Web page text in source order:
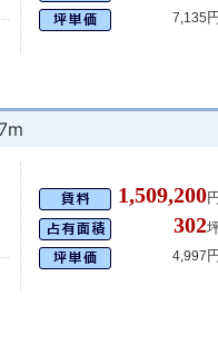
7,135 円
1,509,200円
302
4,997 円